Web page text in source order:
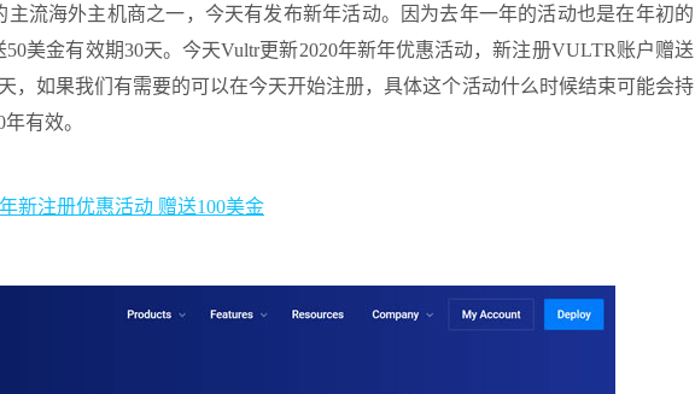
主流海外主机商之一，今天有发布新年活动。因为去年一年的活动也是在年初的
美金有效期30天。今天Vultr更新2020年新年优惠活动，新注册VULTR账户赠送
，如果我们有需要的可以在今天开始注册，具体这个活动什么时候结束可能会持
有效。
新注册优惠活动 赠送100美金